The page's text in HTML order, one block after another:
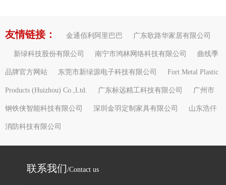
友情链接： 金通佰利阿里巴巴 广东歌路华家居有限公司
新绿科技股份有限公司 南宁市鸿林网络科技有限公司 曲线季
品牌官方网站 东莞市新绿源电子科技有限公司 Fort Metal Plastic
Products (Huizhou) Co.,Ltd. 广东标远精工科技有限公司 广州市
钢铁侠智能科技有限公司 深圳金羽定制家具有限公司 山东浩仟
消防科技有限公司
联系我们/Contact us